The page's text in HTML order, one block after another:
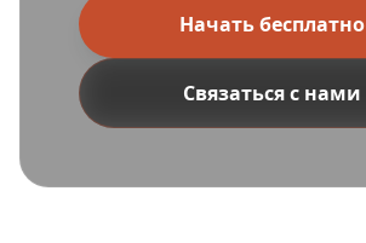
Начать бесплатно
Связаться с нами